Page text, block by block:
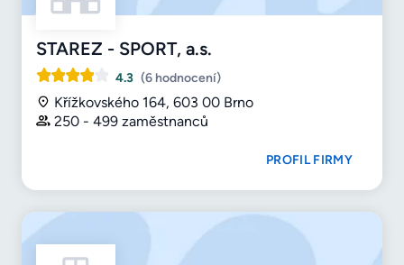
STAREZ - SPORT, a.s.
4.3 (6 hodnocení)
Křížkovského 164, 603 00 Brno
250 - 499 zaměstnanců
PROFIL FIRMY